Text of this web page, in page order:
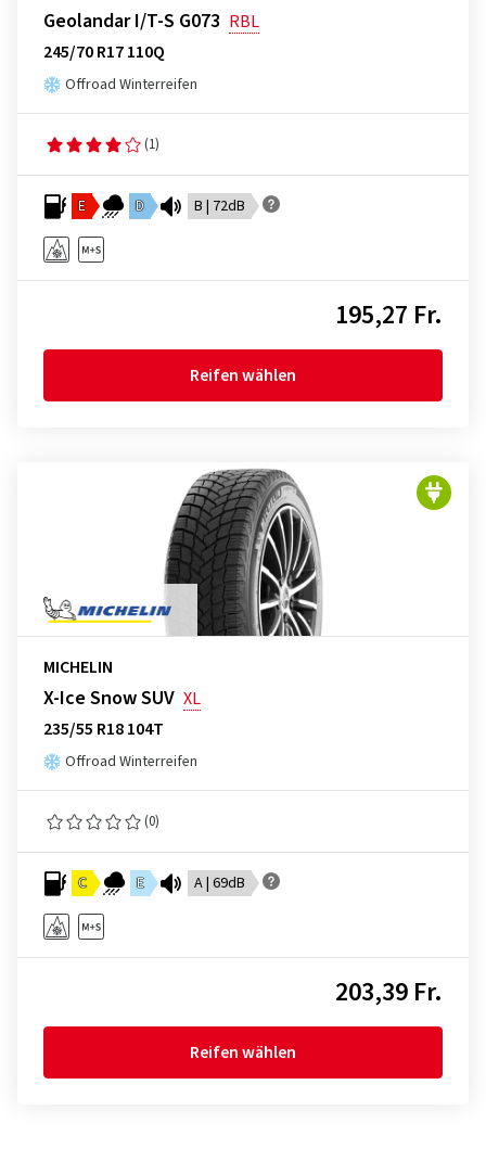
Geolandar I/T-S G073 RBL
245/70 R17 110Q
Offroad Winterreifen
(1)
E D B | 72dB
195,27 Fr.
Reifen wählen
MICHELIN
X-Ice Snow SUV XL
235/55 R18 104T
Offroad Winterreifen
(0)
C E A | 69dB
203,39 Fr.
Reifen wählen